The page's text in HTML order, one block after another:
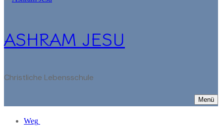
ASHRAM JESU
Christliche Lebensschule
Menü
Weg